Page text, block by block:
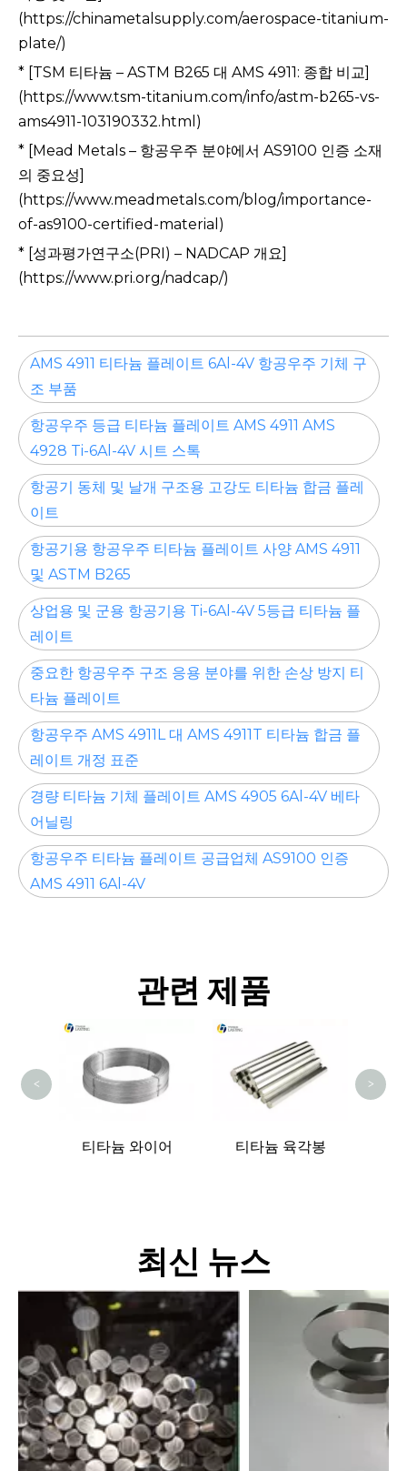
(https://chinametalsupply.com/aerospace-titanium-
plate/)
* [TSM 티타늄 – ASTM B265 대 AMS 4911: 종합 비교]
(https://www.tsm-titanium.com/info/astm-b265-vs-
ams4911-103190332.html)
* [Mead Metals – 항공우주 분야에서 AS9100 인증 소재
의 중요성]
(https://www.meadmetals.com/blog/importance-
of-as9100-certified-material)
* [성과평가연구소(PRI) – NADCAP 개요]
(https://www.pri.org/nadcap/)
AMS 4911 티타늄 플레이트 6Al-4V 항공우주 기체 구
조 부품
항공우주 등급 티타늄 플레이트 AMS 4911 AMS
4928 Ti-6Al-4V 시트 스톡
항공기 동체 및 날개 구조용 고강도 티타늄 합금 플레
이트
항공기용 항공우주 티타늄 플레이트 사양 AMS 4911
및 ASTM B265
상업용 및 군용 항공기용 Ti-6Al-4V 5등급 티타늄 플
레이트
중요한 항공우주 구조 응용 분야를 위한 손상 방지 티
타늄 플레이트
항공우주 AMS 4911L 대 AMS 4911T 티타늄 합금 플
레이트 개정 표준
경량 티타늄 기체 플레이트 AMS 4905 6Al-4V 베타
어닐링
항공우주 티타늄 플레이트 공급업체 AS9100 인증
AMS 4911 6Al-4V
관련 제품
티타늄 와이어 티타늄 육각봉
< >
최신 뉴스